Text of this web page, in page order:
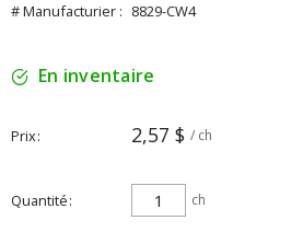
# Manufacturier : 8829-CW4
En inventaire
Prix 2,57 $ / ch
Quantité ch